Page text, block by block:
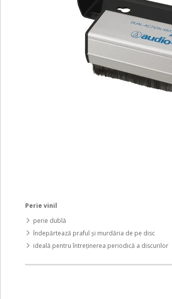
Perie vinil
perie dublă
îndepărtează praful și murdăria de pe disc
ideală pentru întreținerea periodică a discurilor